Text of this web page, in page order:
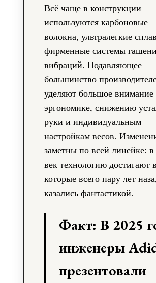
Всё чаще в конструкции
используются карбоновые
волокна, ультралегкие
фирменные системы
вибраций. Подавляющее
большинство
уделяют большое внимание
эргономике, снижению
руки и индивидуальным
настройкам весов.
заметны по всей линейке:
век технологию достигают
которые всего пару лет
казались фантастикой.
Факт: В 2025
инженеры
презентовали